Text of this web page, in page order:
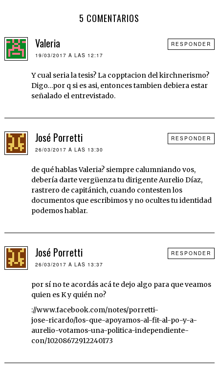
5 COMENTARIOS
Valeria
19/03/2017 A LAS 12:17
Y cual seria la tesis? La copptacion del kirchnerismo?
Digo…por q si es asi, entonces tambien debiera estar
señalado el entrevistado.
RESPONDER
José Porretti
26/03/2017 A LAS 13:30
de qué hablas Valeria? siempre calumniando vos,
debería darte vergüenza tu dirigente Aurelio Díaz,
rastrero de capitánich, cuando contesten los
documentos que escribimos y no ocultes tu identidad
podemos hablar.
RESPONDER
José Porretti
26/03/2017 A LAS 13:37
por sí no te acordás acá te dejo algo para que veamos
quien es K y quién no?
://www.facebook.com/notes/porretti-
jose-ricardo/los-que-apoyamos-al-fit-al-po-y-a-
aurelio-votamos-una-politica-independiente-
con/10208672912240173
RESPONDER